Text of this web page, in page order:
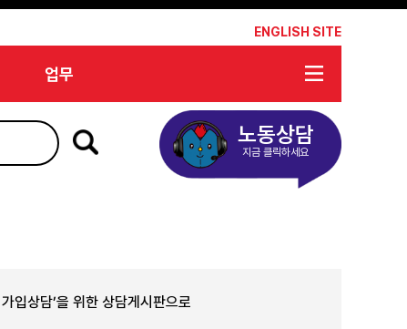
ENGLISH SITE
업무
노동상담
지금 클릭하세요
입상담’을 위한 상담게시판으로